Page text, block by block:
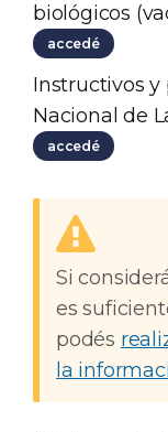
biológicos
accedé
Instructivos y
Nacional de
accedé
Si
es
podés
la